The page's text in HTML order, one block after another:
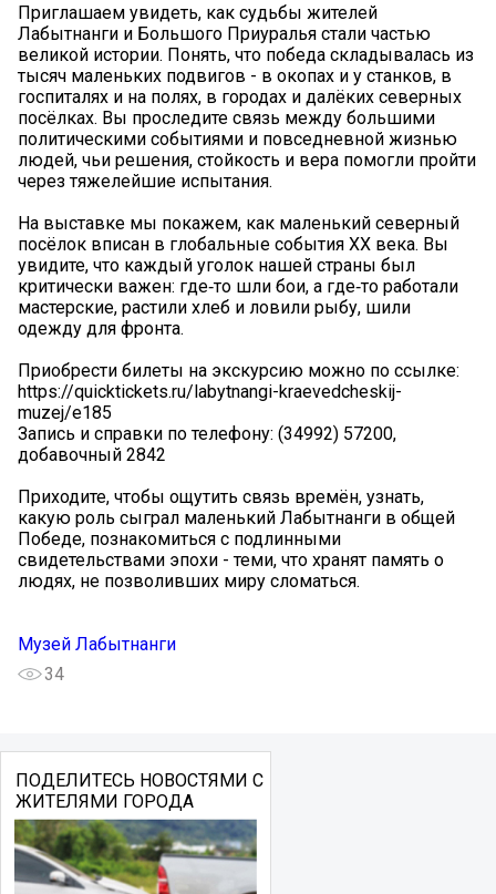
Приглашаем увидеть, как судьбы жителей
Лабытнанги и Большого Приуралья стали частью
великой истории. Понять, что победа складывалась из
тысяч маленьких подвигов - в окопах и у станков, в
госпиталях и на полях, в городах и далёких северных
посёлках. Вы проследите связь между большими
политическими событиями и повседневной жизнью
людей, чьи решения, стойкость и вера помогли пройти
через тяжелейшие испытания.
На выставке мы покажем, как маленький северный
посёлок вписан в глобальные события XX века. Вы
увидите, что каждый уголок нашей страны был
критически важен: где‑то шли бои, а где‑то работали
мастерские, растили хлеб и ловили рыбу, шили
одежду для фронта.
Приобрести билеты на экскурсию можно по ссылке:
https://quicktickets.ru/labytnangi-kraevedcheskij-
muzej/e185
Запись и справки по телефону: (34992) 57200,
добавочный 2842
Приходите, чтобы ощутить связь времён, узнать,
какую роль сыграл маленький Лабытнанги в общей
Победе, познакомиться с подлинными
свидетельствами эпохи - теми, что хранят память о
людях, не позволивших миру сломаться.
Музей Лабытнанги
34
ПОДЕЛИТЕСЬ НОВОСТЯМИ С
ЖИТЕЛЯМИ ГОРОДА